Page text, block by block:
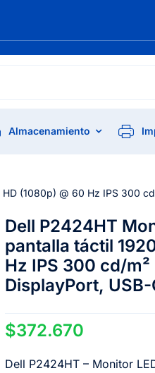
Almacenamiento
(1080p) @ 60 Hz IPS 300
Dell P2424HT
pantalla táctil
Hz IPS 300 cd/m²
DisplayPort,
$372.670
Dell P2424HT – Monitor